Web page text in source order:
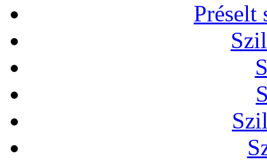
Préselt